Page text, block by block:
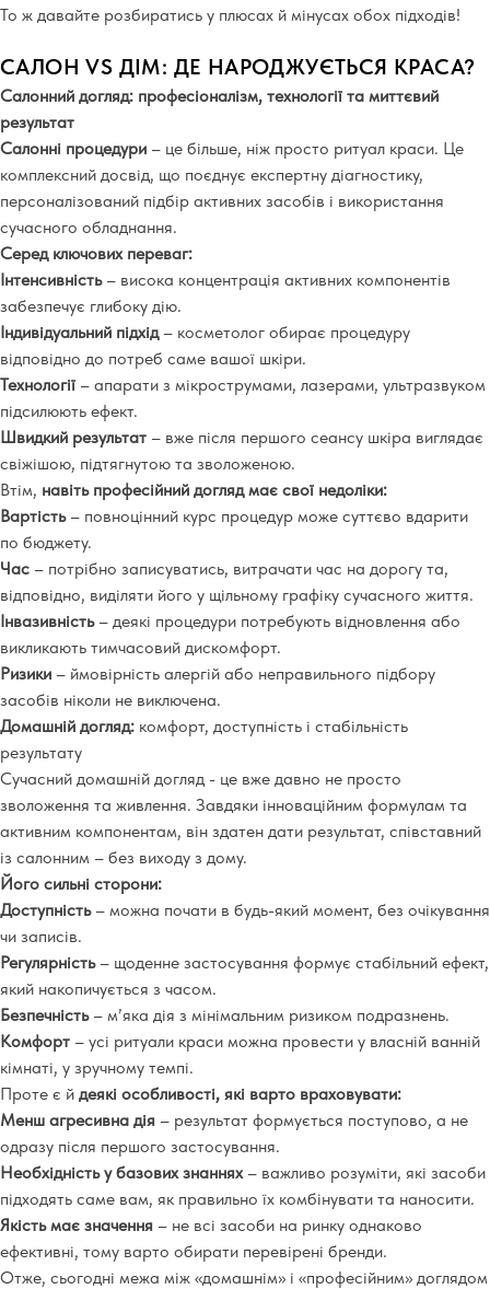
То ж давайте розбиратись у плюсах й мінусах обох підходів!
САЛОН VS ДІМ: ДЕ НАРОДЖУЄТЬСЯ КРАСА?
Салонний догляд: професіоналізм, технології та миттєвий
результат
Салонні процедури – це більше, ніж просто ритуал краси. Це
комплексний досвід, що поєднує експертну діагностику,
персоналізований підбір активних засобів і використання
сучасного обладнання.
Серед ключових переваг:
Інтенсивність– висока концентрація активних компонентів
забезпечує глибоку дію.
Індивідуальний підхід– косметолог обирає процедуру
відповідно до потреб саме вашої шкіри.
Технології – апарати з мікрострумами, лазерами, ультразвуком
підсилюють ефект.
Швидкий результат – вже після першого сеансу шкіра виглядає
свіжішою, підтягнутою та зволоженою.
Втім, навіть професійний догляд має свої недоліки:
Вартість– повноцінний курс процедур може суттєво вдарити
по бюджету.
Час – потрібно записуватись, витрачати час на дорогу та,
відповідно, виділяти його у щільному графіку сучасного життя.
Інвазивність – деякі процедури потребують відновлення або
викликають тимчасовий дискомфорт.
Ризики – ймовірність алергій або неправильного підбору
засобів ніколи не виключена.
Домашній догляд: комфорт, доступність і стабільність
результату
Сучасний домашній догляд - це вже давно не просто
зволоження та живлення. Завдяки інноваційним формулам та
активним компонентам, він здатен дати результат, співставний
із салонним – без виходу з дому.
Його сильні сторони:
Доступність– можна почати в будь-який момент, без очікування
чи записів.
Регулярність– щоденне застосування формує стабільний ефект,
який накопичується з часом.
Безпечність– м’яка дія з мінімальним ризиком подразнень.
Комфорт – усі ритуали краси можна провести у власній ванній
кімнаті, у зручному темпі.
Проте є й деякі особливості, які варто враховувати:
Менш агресивна дія – результат формується поступово, а не
одразу після першого застосування.
Необхідність у базових знаннях– важливо розуміти, які засоби
підходять саме вам, як правильно їх комбінувати та наносити.
Якість має значення – не всі засоби на ринку однаково
ефективні, тому варто обирати перевірені бренди.
Отже, сьогодні межа між «домашнім» і «професійним» доглядом